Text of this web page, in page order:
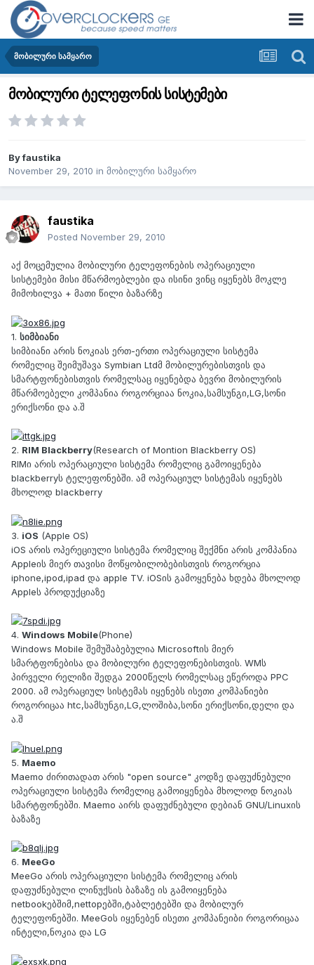
მობილური სამყარო
მობილური ტელეფონის სისტემები
Byfaustika
November 29, 2010 in მობილური სამყარო
faustika
Posted November 29, 2010
აქ მოცემულია მობილური ტელეფონების ოპერაციული
სისტემები მისი მწარმოებლები და ისინი ვინც იყენებს მოკლე
მიმოხილვა + მათი წილი ბაზარზე
1. სიმბიანი
სიმბიანი არის ნოკიას ერთ-ერთი ოპერაციული სისტემა
რომელიც შეიმუშავა Symbian Ltdმ მობილურებისთვის და
სმარტფონებისთვის რომელსაც იყენებდა ბევრი მობილურის
მწარმოებელი კომპანია როგორციაა ნოკია,სამსუნგი,LG,სონი
ერიქსონი და ა.შ
2. RIM Blackberry(Research of Montion Blackberry OS)
RIMი არის ოპერაციული სისტემა რომელიც გამოიყენება
blackberryს ტელეფონებში. ამ ოპერაციულ სისტემას იყენებს
მხოლოდ blackberry
3. iOS (Apple OS)
iOS არის ოპერეციული სისტემა რომელიც შექმნი არის კომპანია
Appleის მიერ თავისი მოწყობილობებისთვის როგორცია
iphone,ipod,ipad და apple TV. iOSის გამოყენება ხდება მხოლოდ
Appleს პროდუქციაზე
4. Windows Mobile(Phone)
Windows Mobile შემუშაბებულია Microsoftის მიერ
სმარტფონებისა და მობილური ტელეფონებისთვის. WMს
პირველი რელიზი შედგა 2000წელს რომელსაც ეწეროდა PPC
2000. ამ ოპერაციულ სისტემას იყენებს ისეთი კომპანიები
როგორიცაა htc,სამსუნგი,LG,ლოშიბა,სონი ერიქსონი,დელი და
ა.შ
5. Maemo
Maemo ძირითადათ არის "open source" კოდზე დაფუძნებული
ოპერაციული სისტემა რომელიც გამოიყენება მხოლოდ ნოკიას
სმარტფონებში. Maemo აირს დაფუძნებული დებიან GNU/Linuxის
ბაზაზე
6. MeeGo
MeeGo არის ოპერაციული სისტემა რომელიც არის
დაფუძნებული ლინუქსის ბაზაზე ის გამოიყენება
netbookებშიმ,nettopებში,ტაბლეტებში და მობილურ
ტელეფონებში. MeeGoს იყენებენ ისეთი კომპანეიბი როგორიცაა
ინტელი,ნოკია და LG